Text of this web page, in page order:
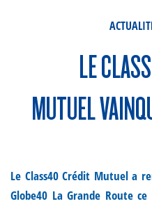
LE
MUTUEL
Le Class40 Crédit Mutuel a
Globe40 La Grande Route